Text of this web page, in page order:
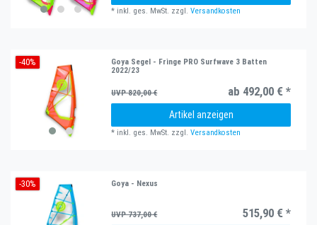
* inkl. ges. MwSt. zzgl.Versandkosten
-40%
Goya Segel - Fringe PRO Surfwave 3 Batten
2022/23
UVP 820,00 € ab 492,00 € *
Artikel anzeigen
* inkl. ges. MwSt. zzgl.Versandkosten
-30% Goya - Nexus
UVP 737,00 € 515,90 € *